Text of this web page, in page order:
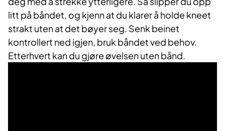
litt på båndet, og kjenn at du klarer å holde kneet
strakt uten at det bøyer seg. Senk beinet
kontrollert ned igjen, bruk båndet ved behov.
Etterhvert kan du gjøre øvelsen uten bånd.